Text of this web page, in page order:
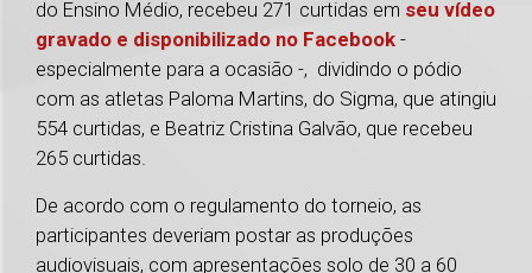
do Ensino Médio, recebeu 271 curtidas em seu vídeo
gravado e disponibilizado no Facebook -
especialmente para a ocasião -, dividindo o pódio
com as atletas Paloma Martins, do Sigma, que atingiu
554 curtidas, e Beatriz Cristina Galvão, que recebeu
265 curtidas.
De acordo com o regulamento do torneio, as
participantes deveriam postar as produções
audiovisuais, com apresentações solo de 30 a 60